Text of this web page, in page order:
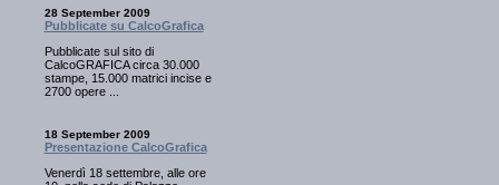
28 September 2009
Pubblicate su CalcoGrafica
Pubblicate sul sito di
CalcoGRAFICA circa 30.000
stampe, 15.000 matrici incise e
2700 opere ...
18 September 2009
Presentazione CalcoGrafica
Venerdì 18 settembre, alle ore